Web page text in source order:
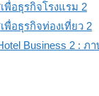
พื่อธุรกิจโรงแรม 2
พื่อธุรกิจท่องเที่ยว 2
Business 2 : ภ